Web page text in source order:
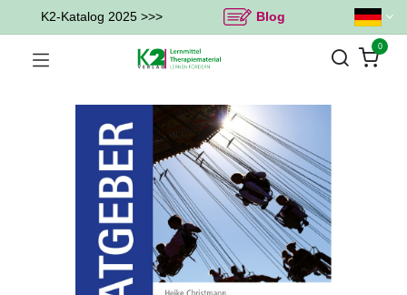
K2-Katalog 2025 >>> Blog
0